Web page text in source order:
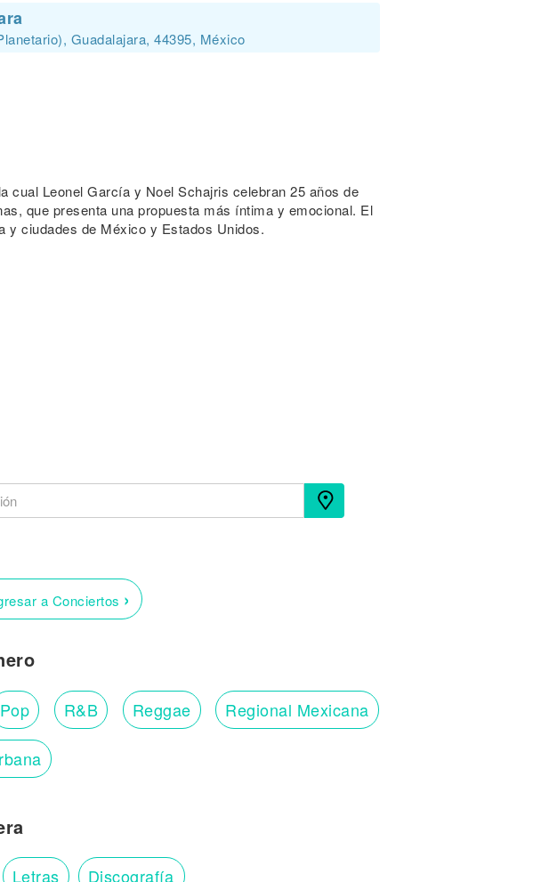
Guadalajara, 44395, México
cual Leonel García y Noel Schajris celebran 25 años de
que presenta una propuesta más íntima y emocional. El
y ciudades de México y Estados Unidos.
a Conciertos ›
Pop R&B Reggae Regional Mexicana
Letras Discografía